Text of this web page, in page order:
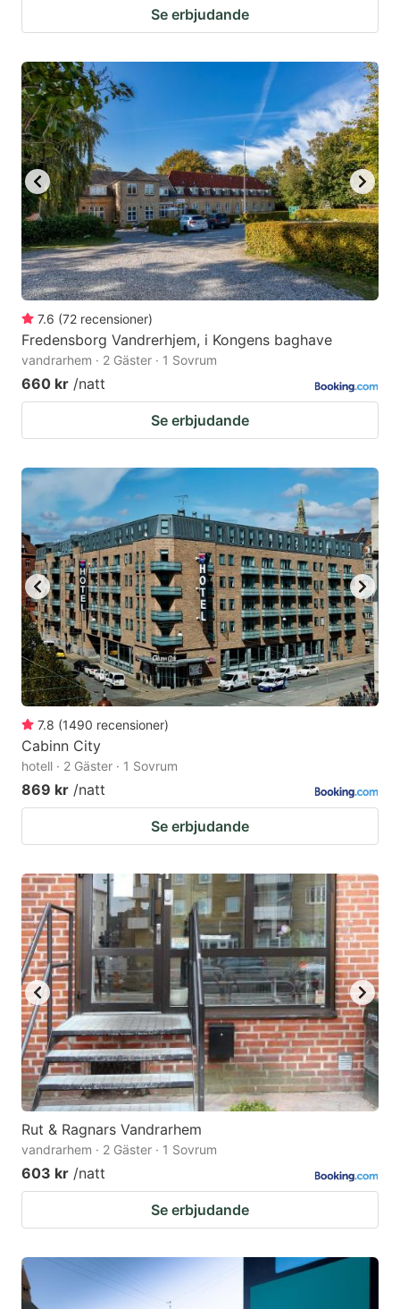
Se erbjudande
7.6 (72 recensioner)
Fredensborg Vandrerhjem, i Kongens baghave
vandrarhem · 2 Gäster · 1 Sovrum
660 kr /natt
Se erbjudande
7.8 (1490 recensioner)
Cabinn City
hotell · 2 Gäster · 1 Sovrum
869 kr /natt
Se erbjudande
Rut & Ragnars Vandrarhem
vandrarhem · 2 Gäster · 1 Sovrum
603 kr /natt
Se erbjudande